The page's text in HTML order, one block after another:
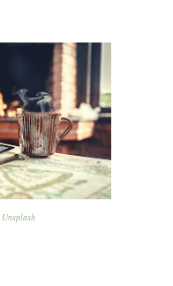
Unsplash